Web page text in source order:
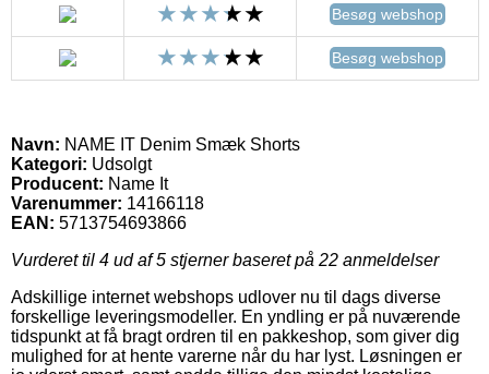
Besøg webshop
Besøg webshop
Navn: NAME IT Denim Smæk Shorts
Kategori: Udsolgt
Producent: Name It
Varenummer: 14166118
EAN: 5713754693866
Vurderet til 4 ud af 5 stjerner baseret på 22 anmeldelser
Adskillige internet webshops udlover nu til dags diverse
forskellige leveringsmodeller. En yndling er på nuværende
tidspunkt at få bragt ordren til en pakkeshop, som giver dig
mulighed for at hente varerne når du har lyst. Løsningen er